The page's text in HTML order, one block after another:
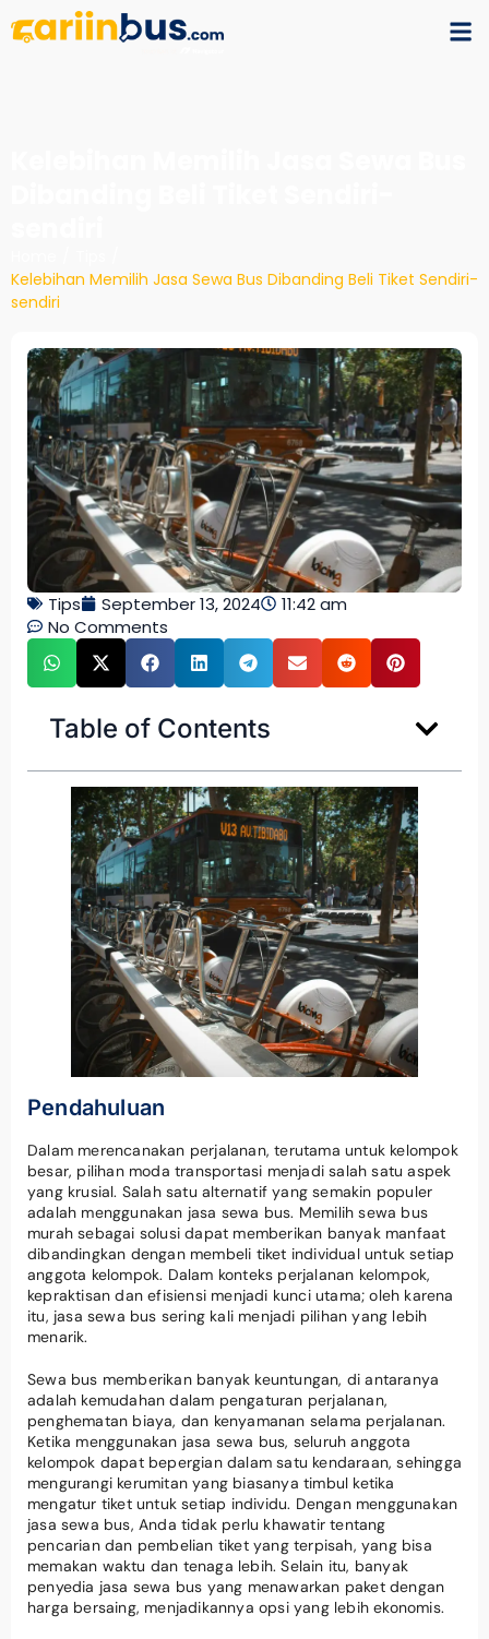
Kelebihan Memilih Jasa Sewa Bus Dibanding Beli Tiket Sendiri-
sendiri
Tips September 13, 2024
11:42 am
No Comments
Table of Contents
Pendahuluan
Dalam merencanakan perjalanan, terutama untuk kelompok
besar, pilihan moda transportasi menjadi salah satu aspek
yang krusial. Salah satu alternatif yang semakin populer
adalah menggunakan jasa sewa bus. Memilih sewa bus
murah sebagai solusi dapat memberikan banyak manfaat
dibandingkan dengan membeli tiket individual untuk setiap
anggota kelompok. Dalam konteks perjalanan kelompok,
kepraktisan dan efisiensi menjadi kunci utama; oleh karena
itu, jasa sewa bus sering kali menjadi pilihan yang lebih
menarik.
Sewa bus memberikan banyak keuntungan, di antaranya
adalah kemudahan dalam pengaturan perjalanan,
penghematan biaya, dan kenyamanan selama perjalanan.
Ketika menggunakan jasa sewa bus, seluruh anggota
kelompok dapat bepergian dalam satu kendaraan, sehingga
mengurangi kerumitan yang biasanya timbul ketika
mengatur tiket untuk setiap individu. Dengan menggunakan
jasa sewa bus, Anda tidak perlu khawatir tentang
pencarian dan pembelian tiket yang terpisah, yang bisa
memakan waktu dan tenaga lebih. Selain itu, banyak
penyedia jasa sewa bus yang menawarkan paket dengan
harga bersaing, menjadikannya opsi yang lebih ekonomis.